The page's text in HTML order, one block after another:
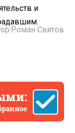
и
Роман Святов